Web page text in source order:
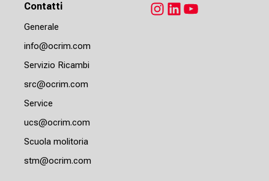
Instagram
LinkedIn
YouTube
Contatti
Generale
info@ocrim.com
Servizio Ricambi
src@ocrim.com
Service
ucs@ocrim.com
Scuola molitoria
stm@ocrim.com